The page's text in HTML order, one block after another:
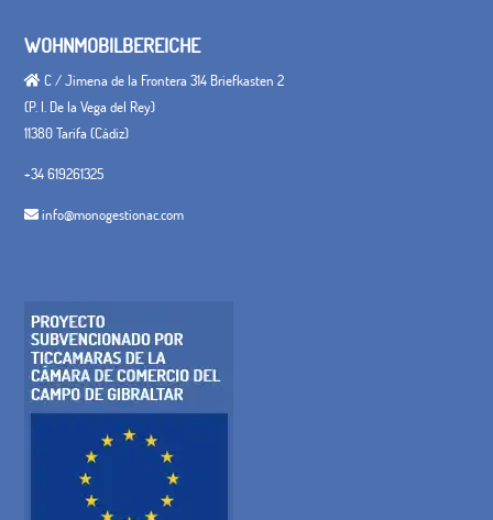
WOHNMOBILBEREICHE
C / Jimena de la Frontera 314 Briefkasten 2
(P. I. De la Vega del Rey)
11380 Tarifa (Cádiz)
+34 619261325
info@monogestionac.com